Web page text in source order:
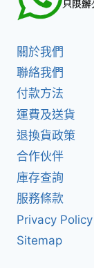
關於我們
聯絡我們
付款方法
運費及送貨
退換貨政策
合作伙伴
庫存查詢
服務條款
Privacy Policy
Sitemap